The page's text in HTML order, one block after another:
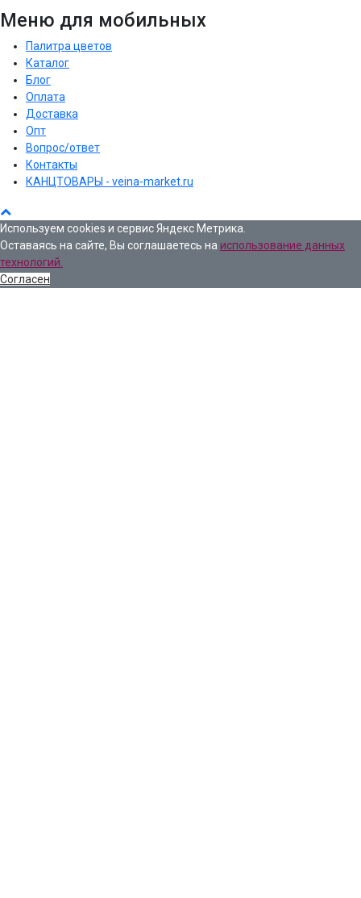
Меню для мобильных
Палитра цветов
Каталог
Блог
Оплата
Доставка
Опт
Вопрос/ответ
Контакты
КАНЦТОВАРЫ - veina-market.ru
Используем cookies и сервис Яндекс Метрика.
Оставаясь на сайте, Вы соглашаетесь на использование данных
технологий.
Согласен